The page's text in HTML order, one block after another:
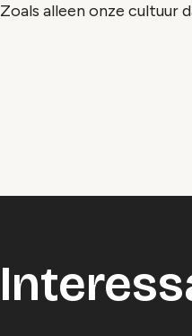
Zoals alleen onze cultuur